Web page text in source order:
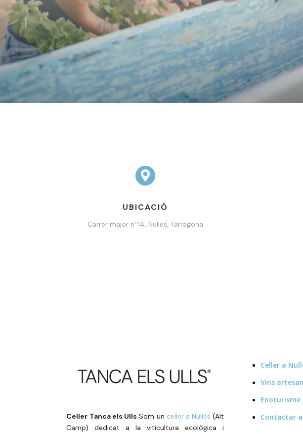
UBICACIÓ
Carrer major nº14, Nulles, Tarragona
Celler Tanca els Ulls Som un celler a Nulles (Alt
Camp) dedicat a la viticultura ecològica i
Celler a
Vins
Contactar